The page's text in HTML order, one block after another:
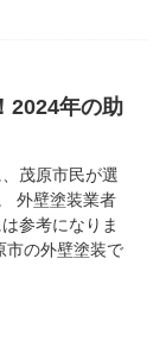
2024年の助
茂原市民が選
外壁塗装業者
参考になりま
市の外壁塗装で